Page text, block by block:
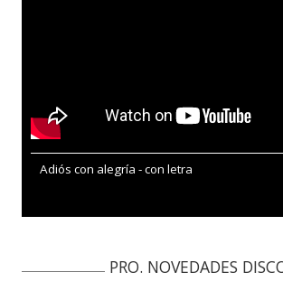
Adiós con alegría - con letra
PRO. NOVEDADES